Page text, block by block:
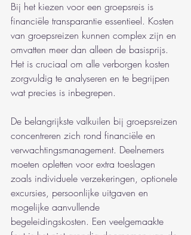
Bij het kiezen voor een groepsreis is
financiële transparantie essentieel. Kosten
van groepsreizen kunnen complex zijn en
omvatten meer dan alleen de basisprijs.
Het is cruciaal om alle verborgen kosten
zorgvuldig te analyseren en te begrijpen
wat precies is inbegrepen.
De belangrijkste valkuilen bij groepsreizen
concentreren zich rond financiële en
verwachtingsmanagement. Deelnemers
moeten opletten voor extra toeslagen
zoals individuele verzekeringen, optionele
excursies, persoonlijke uitgaven en
mogelijke aanvullende
begeleidingskosten. Een veelgemaakte